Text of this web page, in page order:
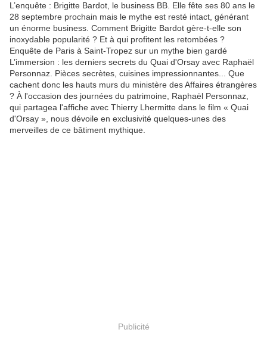
L’enquête : Brigitte Bardot, le business BB. Elle fête ses 80 ans le
28 septembre prochain mais le mythe est resté intact, générant
un énorme business. Comment Brigitte Bardot gère-t-elle son
inoxydable popularité ? Et à qui profitent les retombées ?
Enquête de Paris à Saint-Tropez sur un mythe bien gardé
L’immersion : les derniers secrets du Quai d'Orsay avec Raphaël
Personnaz. Pièces secrètes, cuisines impressionnantes... Que
cachent donc les hauts murs du ministère des Affaires étrangères
? À l'occasion des journées du patrimoine, Raphaël Personnaz,
qui partagea l'affiche avec Thierry Lhermitte dans le film « Quai
d'Orsay », nous dévoile en exclusivité quelques-unes des
merveilles de ce bâtiment mythique.
Publicité